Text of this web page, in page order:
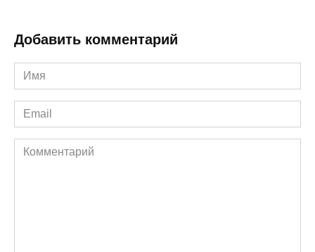
Добавить комментарий
Имя
*
Email
*
Комментарий